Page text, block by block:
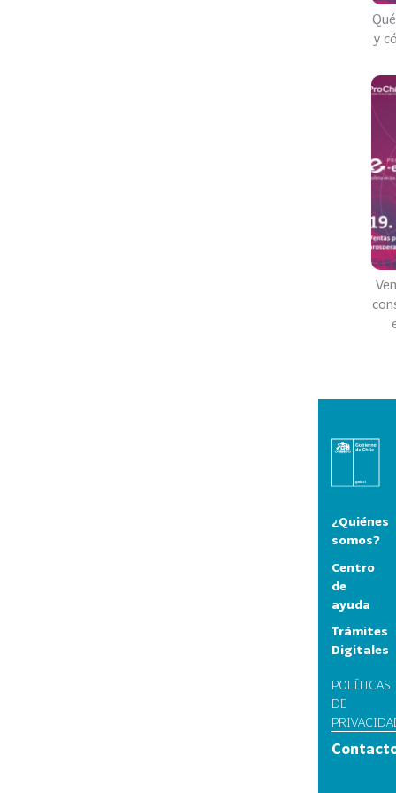
y
¿Quiénes
somos?
Centro
de
ayuda
Trámites
Digitales
POLÍTICAS
DE